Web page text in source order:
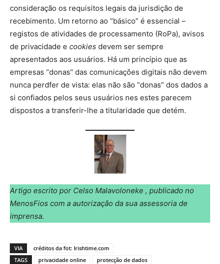
consideração os requisitos legais da jurisdição de
recebimento. Um retorno ao “básico” é essencial –
registos de atividades de processamento (RoPa), avisos
de privacidade e cookies devem ser sempre
apresentados aos usuários. Há um princípio que as
empresas “donas” das comunicações digitais não devem
nunca perdfer de vista: elas não são “donas” dos dados a
si confiados pelos seus usuários nes estes parecem
dispostos a transferir-lhe a titularidade que detém.
Artigo escrito por Celso Malavoloneke , publicado no
MenosFios com a autorização da sua assessoria de
imprensa.
VIA
créditos da fot: Irishtime.com
TAGS
privacidade online protecção de dados